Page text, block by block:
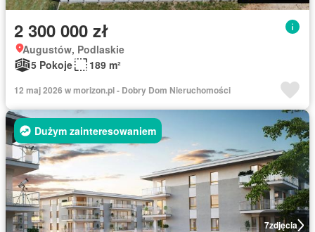
2 300 000 zł
Augustów, Podlaskie
5 Pokoje
189 m²
12 maj 2026 w morizon.pl - Dobry Dom Nieruchomości
7zdjęcia
Dużym zainteresowaniem